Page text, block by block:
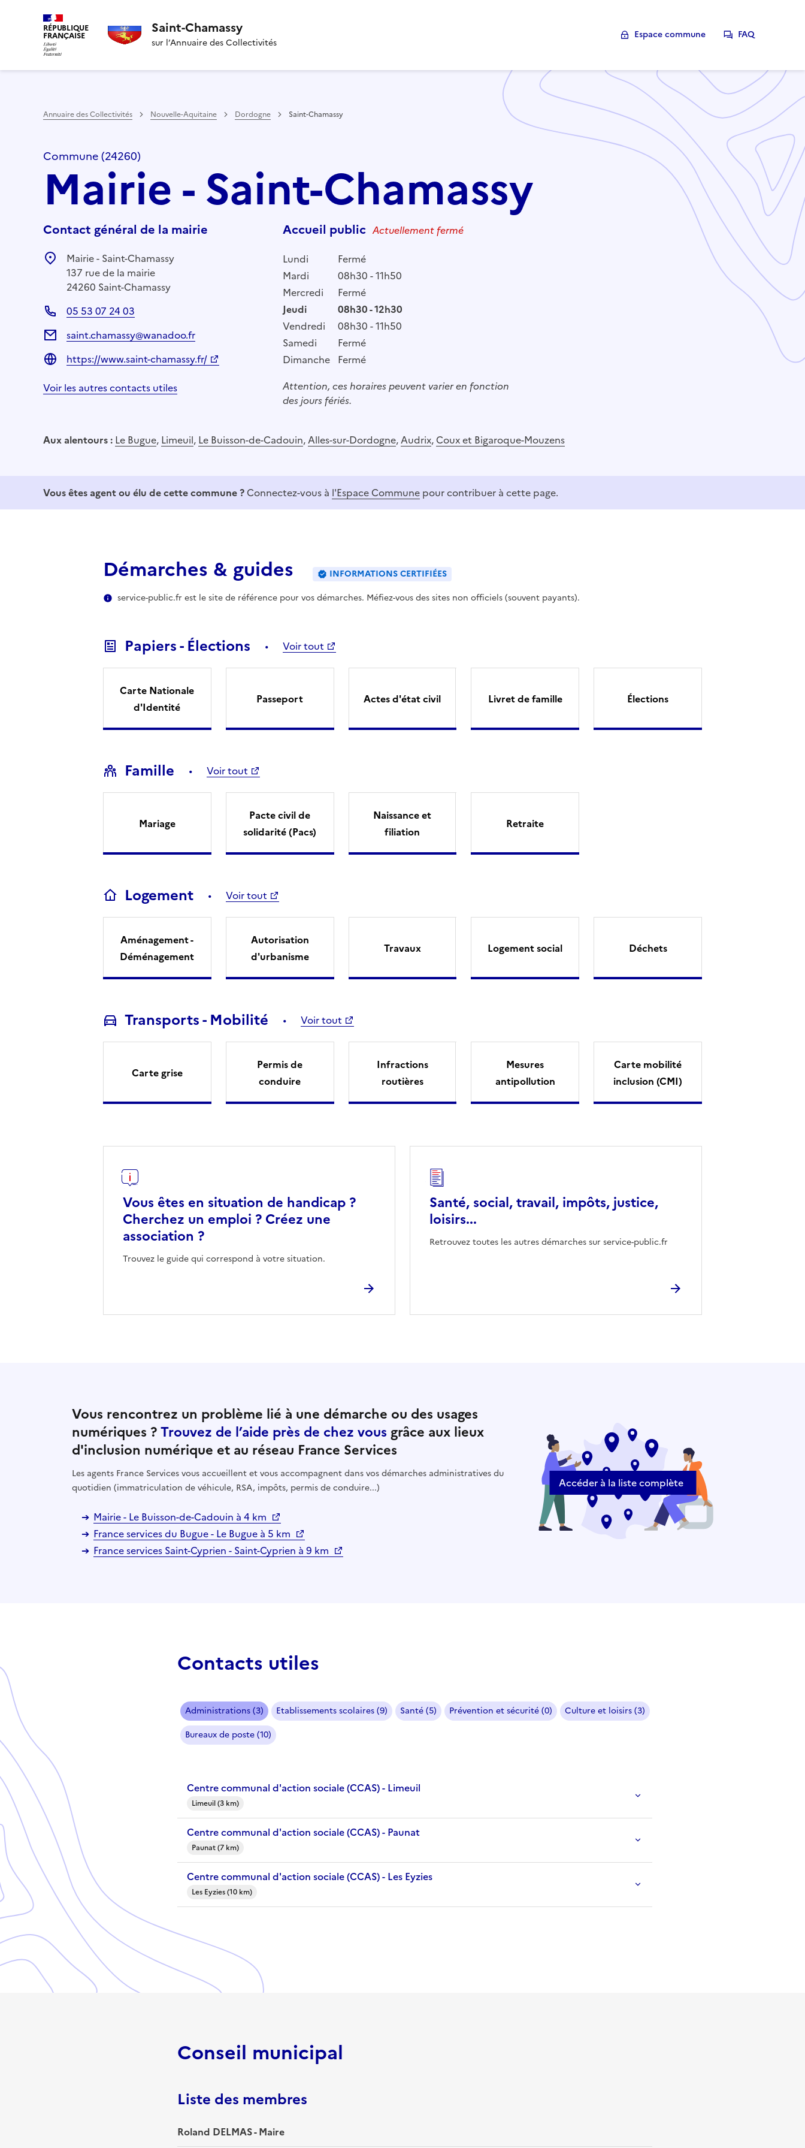
RÉPUBLIQUE
FRANÇAISE Saint-Chamassy
sur l’Annuaire des Collectivités
Espace commune FAQ
Annuaire des Collectivités Nouvelle-Aquitaine Dordogne Saint-Chamassy
Commune (24260)
Mairie - Saint-Chamassy
Contact général de la mairie
Mairie - Saint-Chamassy
137 rue de la mairie
24260 Saint-Chamassy
05 53 07 24 03
saint.chamassy@wanadoo.fr
https://www.saint-chamassy.fr/
Voir les autres contacts utiles
Accueil public Actuellement fermé
Lundi
Fermé
Mardi
08h30 - 11h50
Mercredi
Fermé
Jeudi
08h30 - 12h30
Vendredi
08h30 - 11h50
Samedi
Fermé
Dimanche Fermé
Attention, ces horaires peuvent varier en fonction
des jours fériés.
Aux alentours : Le Bugue, Limeuil, Le Buisson-de-Cadouin,Alles-sur-Dordogne,Audrix, Coux et Bigaroque-Mouzens
Vous êtes agent ou élu de cette commune ? Connectez-vous à l'Espace Commune pour contribuer à cette page.
Démarches & guides
INFORMATIONS CERTIFIÉES
service-public.fr est le site de référence pour vos démarches. Méfiez-vous des sites non officiels (souvent payants).
Papiers - Élections Voir tout
Carte Nationale
d'Identité
Passeport Actes d'état civil Livret de famille Élections
Famille Voir tout
Mariage
Pacte civil de
solidarité (Pacs)
Naissance et
filiation
Retraite
Logement Voir tout
Aménagement -
Déménagement
Autorisation
d'urbanisme
Travaux Logement social Déchets
Transports - Mobilité Voir tout
Carte grise
Permis de
conduire
Infractions
routières
Mesures
antipollution
Carte mobilité
inclusion (CMI)
Vous êtes en situation de handicap ?
Cherchez un emploi ? Créez une
association ?
Trouvez le guide qui correspond à votre situation.
Santé, social, travail, impôts, justice,
loisirs...
Retrouvez toutes les autres démarches sur service-public.fr
Vous rencontrez un problème lié à une démarche ou des usages
numériques ?Trouvez de l’aide près de chez vous grâce aux lieux
d'inclusion numérique et au réseau France Services
Les agents France Services vous accueillent et vous accompagnent dans vos démarches administratives du
quotidien (immatriculation de véhicule, RSA, impôts, permis de conduire...)
Mairie - Le Buisson-de-Cadouin à 4 km
France services du Bugue - Le Bugue à 5 km
France services Saint-Cyprien - Saint-Cyprien à 9 km
Accéder à la liste complète
Contacts utiles
Administrations (3) Etablissements scolaires (9) Santé (5) Prévention et sécurité (0)
Culture et loisirs (3)
Bureaux de poste (10)
Centre communal d'action sociale (CCAS) - Limeuil
Limeuil (3 km)
Centre communal d'action sociale (CCAS) - Paunat
Paunat (7 km)
Centre communal d'action sociale (CCAS) - Les Eyzies
Les Eyzies (10 km)
Conseil municipal
Liste des membres
Roland DELMAS - Maire